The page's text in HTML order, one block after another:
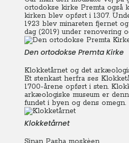
ortodokse kirke Premta også
kirken blev opført i 1307.
1923 blev minareten fjernet
dag (2019) under renovering
Den ortodokse Premta Kirke
Klokketårnet og det
Et stenkast herfra ses
1700-årene opført i sten.
arkæologiske museum er
fundet i byen og dens omegn.
Klokketårnet